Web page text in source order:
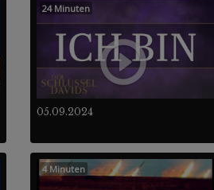
05.09.2024
24 Minuten
4 Minuten